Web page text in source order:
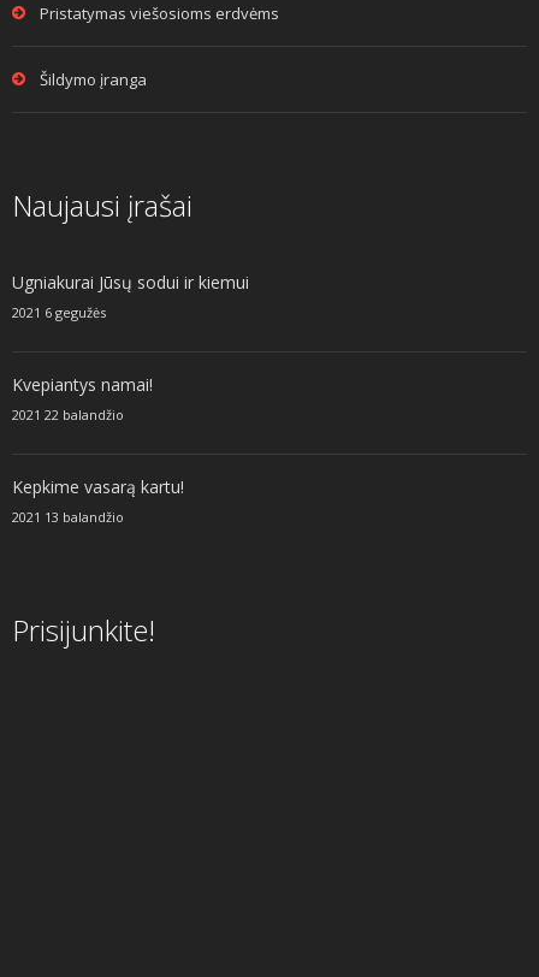
Pristatymas viešosioms erdvėms
Šildymo įranga
Naujausi įrašai
Ugniakurai Jūsų sodui ir kiemui
2021 6 gegužės
Kvepiantys namai!
2021 22 balandžio
Kepkime vasarą kartu!
2021 13 balandžio
Prisijunkite!